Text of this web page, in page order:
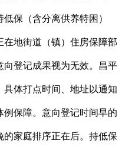
保（含分离供养特困）
地街道（镇）住房保障部
向登记成果视为无效。昌平
体打点时间、地址以通知
保障。意向登记时间早的
家庭排序正在后。持低保